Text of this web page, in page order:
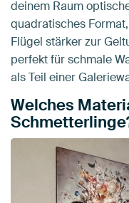
deinem Raum
quadratisches
Flügel stärker zur
perfekt für schmale
als Teil einer
Welches